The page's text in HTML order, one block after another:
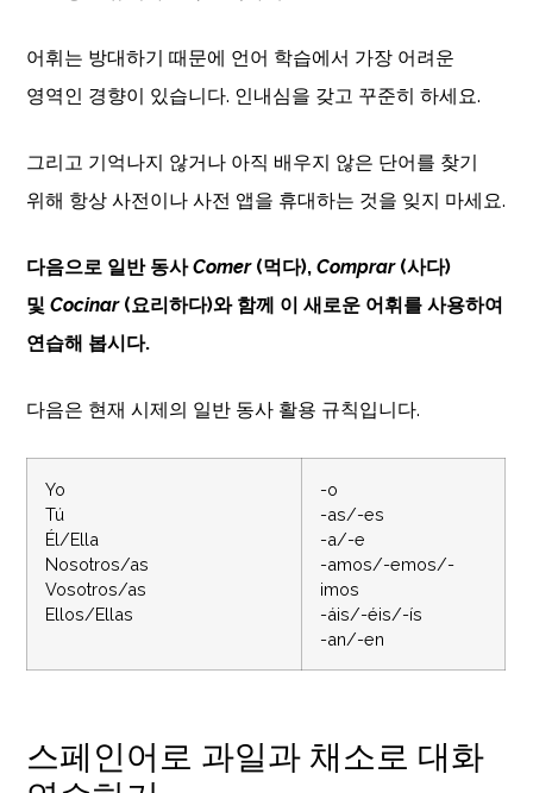
어휘는 방대하기 때문에 언어 학습에서 가장 어려운
영역인 경향이 있습니다. 인내심을 갖고 꾸준히 하세요.
그리고 기억나지 않거나 아직 배우지 않은 단어를 찾기
위해 항상 사전이나 사전 앱을 휴대하는 것을 잊지 마세요.
다음으로 일반 동사Comer(먹다),Comprar(사다)
및Cocinar(요리하다)와 함께 이 새로운 어휘를 사용하여
연습해 봅시다.
다음은 현재 시제의 일반 동사 활용 규칙입니다.
Yo
Tú
Él/Ella
Nosotros/as
Vosotros/as
Ellos/Ellas
-o
-as/-es
-a/-e
-amos/-emos/-
imos
-áis/-éis/-ís
-an/-en
스페인어로 과일과 채소로 대화